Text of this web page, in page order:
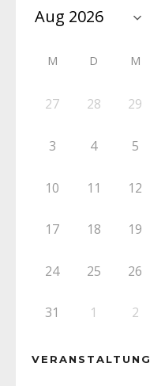
M D M
27 28 29
3 4 5
10 11 12
17 18 19
24 25 26
31 1 2